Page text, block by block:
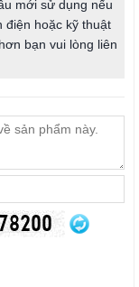
mới sử dụng nếu
điện hoặc kỹ thuật
bạn vui lòng liên